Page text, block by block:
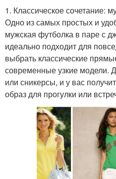
1. Классическое сочетание:
Одно из самых простых и
мужская футболка в паре с
идеально подходит для
выбрать классические
современные узкие модели.
или сникерсы, и у вас
образ для прогулки или